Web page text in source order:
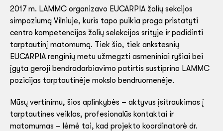
2017 m. LAMMC organizavo EUCARPIA žolių sekcijos
simpoziumą Vilniuje, kuris tapo puikia proga pristatyti
centro kompetencijas žolių selekcijos srityje ir padidinti
tarptautinį matomumą. Tiek šio, tiek ankstesnių
EUCARPIA renginių metu užmegzti asmeniniai ryšiai bei
įgyta geroji bendradarbiavimo patirtis sustiprino LAMMC
pozicijas tarptautinėje mokslo bendruomenėje.
Mūsų vertinimu, šios aplinkybės – aktyvus įsitraukimas į
tarptautines veiklas, profesionalūs kontaktai ir
matomumas – lėmė tai, kad projekto koordinatorė dr.